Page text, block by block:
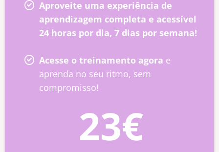
Aproveite uma experiência de
aprendizagem completa e acessível
24 horas por dia, 7 dias por semana!
Acesse o treinamento agora e
aprenda no seu ritmo, sem
compromisso!
23€